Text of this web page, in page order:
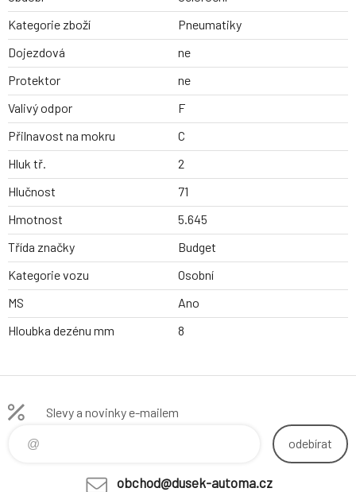
Kategorie zboží
Pneumatiky
Dojezdová
ne
Protektor
ne
Valivý odpor
F
Přilnavost na mokru
C
Hluk tř.
2
Hlučnost
71
Hmotnost
5.645
Třída značky
Budget
Kategorie vozu
Osobní
MS
Ano
Hloubka dezénu mm
8
Slevy a novinky e-mailem
odebírat
obchod@dusek-automa.cz